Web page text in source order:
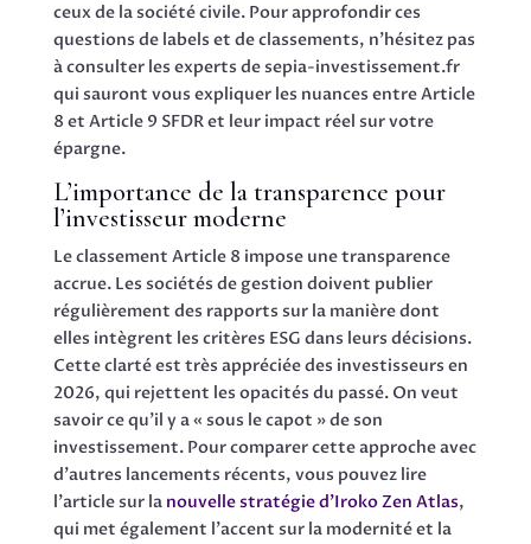
ceux de la société civile. Pour approfondir ces
questions de labels et de classements, n’hésitez pas
à consulter les experts de sepia-investissement.fr
qui sauront vous expliquer les nuances entre Article
8 et Article 9 SFDR et leur impact réel sur votre
épargne.
L’importance de la transparence pour
l’investisseur moderne
Le classement Article 8 impose une transparence
accrue. Les sociétés de gestion doivent publier
régulièrement des rapports sur la manière dont
elles intègrent les critères ESG dans leurs décisions.
Cette clarté est très appréciée des investisseurs en
2026, qui rejettent les opacités du passé. On veut
savoir ce qu’il y a « sous le capot » de son
investissement. Pour comparer cette approche avec
d’autres lancements récents, vous pouvez lire
l’article sur la nouvelle stratégie d’Iroko Zen Atlas,
qui met également l’accent sur la modernité et la